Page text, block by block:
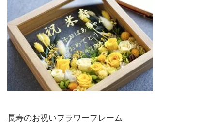
長寿のお祝いフラワーフレーム